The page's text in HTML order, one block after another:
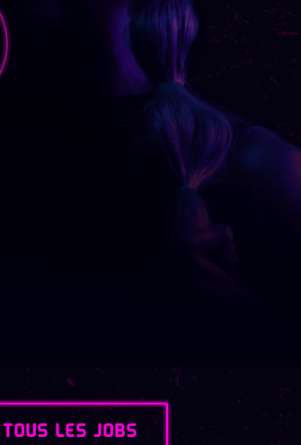
LES JOBS